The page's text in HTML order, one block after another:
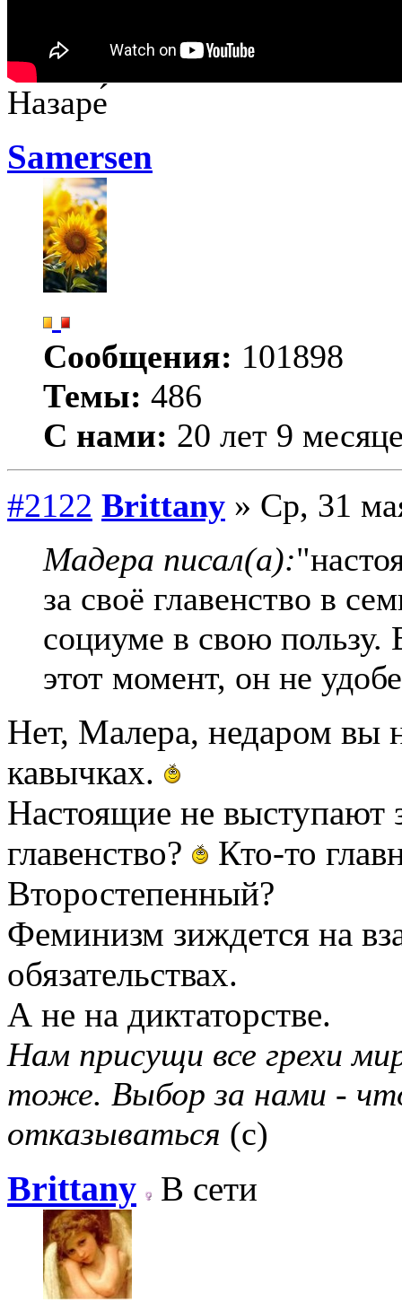
Назаре́
Samersen
Сообщения: 101898
Темы: 486
С нами: 20 лет 9
#2122 Brittany » Ср, 31
Мадера писал(а):
за своё главенство в
социуме в свою пользу.
этот момент, он не
Нет, Малера, недаром вы
кавычках.
Настоящие не выступают
главенство?
Кто-то
Второстепенный?
Феминизм зиждется на
обязательствах.
А не на диктаторстве.
Нам присущи все грехи
тоже. Выбор за нами -
отказываться (с)
Brittany В сети